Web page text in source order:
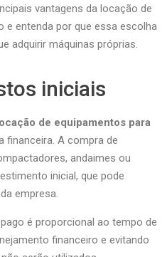
vantagens da locação de
e entenda por que essa escolha
adquirir máquinas próprias.
iniciais
de equipamentos para
financeira. A compra de
andaimes ou
inicial, que pode
empresa.
é proporcional ao tempo de
financeiro e evitando